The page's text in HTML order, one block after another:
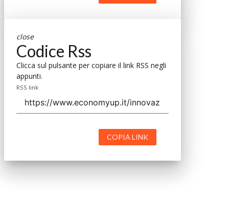
close
Codice Rss
Clicca sul pulsante per copiare il link RSS negli
appunti.
RSS link
COPIA LINK